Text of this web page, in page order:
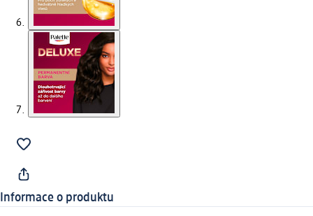
Informace o produktu